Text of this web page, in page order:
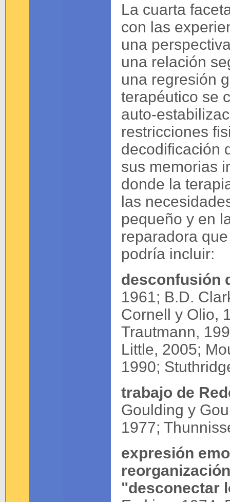
La cuarta
con las
una
una relación
una regresión
terapéutico se
auto-
restricciones
decodificación
sus memorias
donde la
las
pequeño y en
reparadora
podría incluir:
desconfusión
1961; B.D.
Cornell y Olio,
Trautmann,
Little, 2005;
1990;
trabajo de
Goulding y
1977;
expresión
"desconectar